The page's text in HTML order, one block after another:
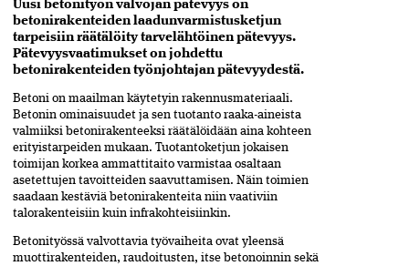
Uusi betonityön valvojan pätevyys on
betonirakenteiden laadunvarmistusketjun
tarpeisiin räätälöity tarvelähtöinen pätevyys.
Pätevyysvaatimukset on johdettu
betonirakenteiden työnjohtajan pätevyydestä.
Betoni on maailman käytetyin rakennusmateriaali.
Betonin ominaisuudet ja sen tuotanto raaka-aineista
valmiiksi betonirakenteeksi räätälöidään aina kohteen
erityistarpeiden mukaan. Tuotantoketjun jokaisen
toimijan korkea ammattitaito varmistaa osaltaan
asetettujen tavoitteiden saavuttamisen. Näin toimien
saadaan kestäviä betonirakenteita niin vaativiin
talorakenteisiin kuin infrakohteisiinkin.
Betonityössä valvottavia työvaiheita ovat yleensä
muottirakenteiden, raudoitusten, itse betonoinnin sekä